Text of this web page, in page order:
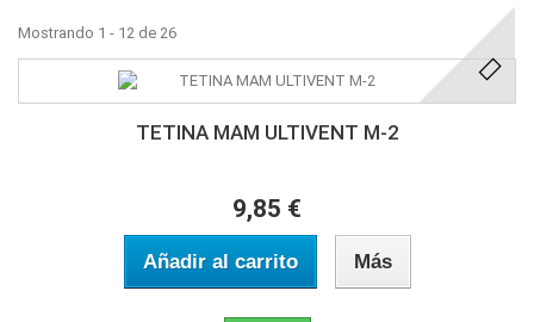
Mostrando 1 - 12 de 26
TETINA MAM ULTIVENT M-2
9,85 €
Añadir al carrito Más